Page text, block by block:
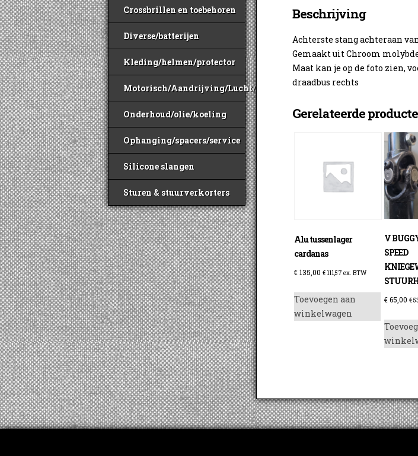
Crossbrillen en toebehoren
Diverse/batterijen
Kleding/helmen/protector
Motorisch/Aandrijving/Lucht/Benzine
Onderhoud/olie/koeling
Ophanging/spacers/service
Silicone slangen
Sturen & stuurverkorters
Beschrijving
Achterste stang achteraan
Gemaakt uit Chroom
Maat kan je op de foto zien,
draadbus rechts
Gerelateerde
Alu tussenlager
cardanas
€135,00 € 111,57 ex. BTW
Toevoegen aan
winkelwagen
V
SPEED
€65,00 €